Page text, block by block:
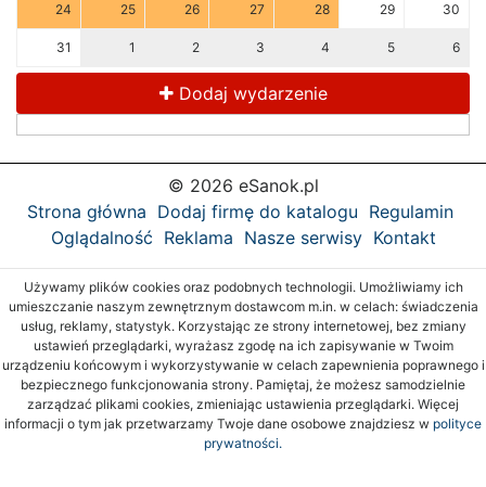
24 25 26 27 28 29 30
31 1 2 3 4 5 6
Dodaj wydarzenie
© 2026 eSanok.pl
Strona główna Dodaj firmę do katalogu Regulamin
Oglądalność Reklama Nasze serwisy Kontakt
Używamy plików cookies oraz podobnych technologii. Umożliwiamy ich
umieszczanie naszym zewnętrznym dostawcom m.in. w celach: świadczenia
usług, reklamy, statystyk. Korzystając ze strony internetowej, bez zmiany
ustawień przeglądarki, wyrażasz zgodę na ich zapisywanie w Twoim
urządzeniu końcowym i wykorzystywanie w celach zapewnienia poprawnego i
bezpiecznego funkcjonowania strony. Pamiętaj, że możesz samodzielnie
zarządzać plikami cookies, zmieniając ustawienia przeglądarki. Więcej
informacji o tym jak przetwarzamy Twoje dane osobowe znajdziesz w polityce
prywatności.